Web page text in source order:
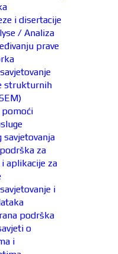
i disertacije
/ Analiza
prave
strukturnih
pomoći
za
aplikacije za
i
podrška
o
i